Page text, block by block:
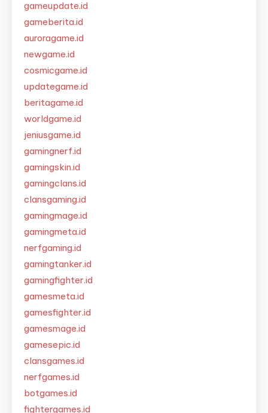
gameupdate.id
gameberita.id
auroragame.id
newgame.id
cosmicgame.id
updategame.id
beritagame.id
worldgame.id
jeniusgame.id
gamingnerf.id
gamingskin.id
gamingclans.id
clansgaming.id
gamingmage.id
gamingmeta.id
nerfgaming.id
gamingtanker.id
gamingfighter.id
gamesmeta.id
gamesfighter.id
gamesmage.id
gamesepic.id
clansgames.id
nerfgames.id
botgames.id
fightergames.id